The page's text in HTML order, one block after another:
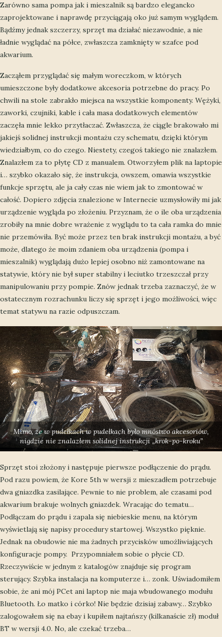
Zarówno sama pompa jak i mieszalnik są bardzo elegancko
zaprojektowane i naprawdę przyciągają oko już samym wyglądem.
Bądźmy jednak szczerzy, sprzęt ma działać niezawodnie, a nie
ładnie wyglądać na półce, zwłaszcza zamknięty w szafce pod
akwarium.
Zacząłem przyglądać się małym woreczkom, w których
umieszczone były dodatkowe akcesoria potrzebne do pracy. Po
chwili na stole zabrakło miejsca na wszystkie komponenty. Wężyki,
zaworki, czujniki, kable i cała masa dodatkowych elementów
zaczęła mnie lekko przytłaczać. Zwłaszcza, że ciągle brakowało mi
jakiejś solidnej instrukcji montażu czy schematu, dzięki którym
wiedziałbym, co do czego. Niestety, czegoś takiego nie znalazłem.
Znalazłem za to płytę CD z manualem. Otworzyłem plik na laptopie
i… szybko okazało się, że instrukcja, owszem, omawia wszystkie
funkcje sprzętu, ale ja cały czas nie wiem jak to zmontować w
całość. Dopiero zdjęcia znalezione w Internecie uzmysłowiły mi jak
urządzenie wygląda po złożeniu. Przyznam, że o ile oba urządzenia
zrobiły na mnie dobre wrażenie z wyglądu to ta cała ramka do mnie
nie przemówiła. Być może przez ten brak instrukcji montażu, a być
może, dlatego że moim zdaniem oba urządzenia (pompa i
mieszalnik) wyglądają dużo lepiej osobno niż zamontowane na
statywie, który nie był super stabilny i leciutko trzeszczał przy
manipulowaniu przy pompie. Znów jednak trzeba zaznaczyć, że w
ostatecznym rozrachunku liczy się sprzęt i jego możliwości, więc
temat statywu na razie odpuszczam.
Mimo, że w pudełkach w pudełkach było mnóstwo akcesoriów,
nigdzie nie znalazłem solidnej instrukcji „krok-po-kroku”
Sprzęt stoi złożony i następuje pierwsze podłączenie do prądu.
Pod razu powiem, że Kore 5th w wersji z mieszadłem potrzebuje
dwa gniazdka zasilające. Pewnie to nie problem, ale czasami pod
akwarium brakuje wolnych gniazdek. Wracając do tematu…
Podłączam do prądu i zapala się niebieskie menu, na którym
wyświetlają się napisy procedury startowej. Wszystko pięknie.
Jednak na obudowie nie ma żadnych przycisków umożliwiających
konfiguracje pompy. Przypomniałem sobie o płycie CD.
Rzeczywiście w jednym z katalogów znajduje się program
sterujący. Szybka instalacja na komputerze i… zonk. Uświadomiłem
sobie, że ani mój PCet ani laptop nie maja wbudowanego modułu
Bluetooth. Ło matko i córko! Nie będzie dzisiaj zabawy… Szybko
zalogowałem się na ebay i kupiłem najtańszy (kilkanaście zł) moduł
BT w wersji 4.0. No, ale czekać trzeba…